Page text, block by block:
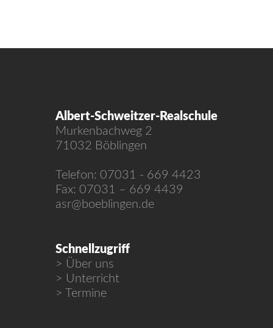
Albert-Schweitzer-Realschule
Murkenbachweg 2
71032 Böblingen
Telefon: 07031 - 669 4423
Fax: 07031 – 669 4439
asr@boeblingen.de
Schnellzugriff
Über uns
Unterricht
Termine